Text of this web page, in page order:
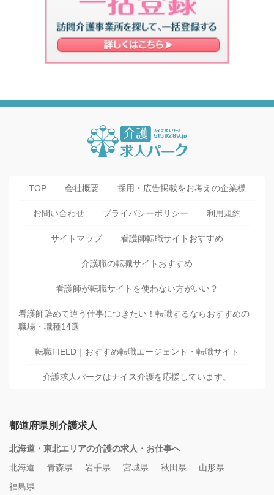
TOP 会社概要 採用・広告掲載をお考えの企業様
お問い合わせ プライバシーポリシー 利用規約
サイトマップ 看護師転職サイトおすすめ
介護職の転職サイトおすすめ
看護師が転職サイトを使わない方がいい？
看護師辞めて違う仕事につきたい！転職するならおすすめの
職場・職種14選
転職FIELD｜おすすめ転職エージェント・転職サイト
介護求人パークはナイス介護を応援しています。
都道府県別介護求人
北海道・東北エリアの介護の求人・お仕事へ
北海道
青森県 岩手県 宮城県 秋田県
山形県
福島県